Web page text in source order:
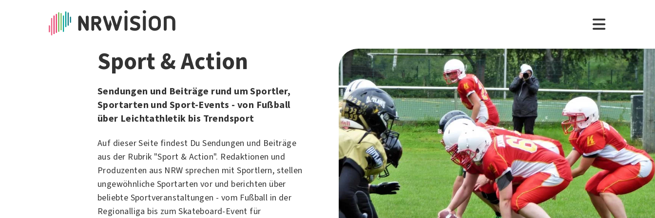
Sport & Action
Sendungen und Beiträge rund um Sportler,
Sportarten und Sport-Events - von Fußball
über Leichtathletik bis Trendsport
Auf dieser Seite findest Du Sendungen und Beiträge
aus der Rubrik "Sport & Action". Redaktionen und
Produzenten aus NRW sprechen mit Sportlern, stellen
ungewöhnliche Sportarten vor und berichten über
beliebte Sportveranstaltungen - vom Fußball in der
Regionalliga bis zum Skateboard-Event für